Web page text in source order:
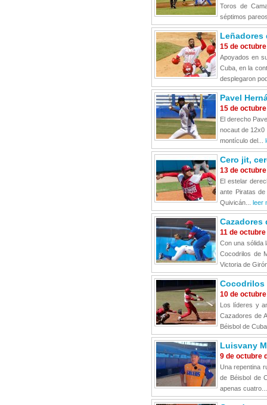
Toros de
séptimos
Leñadores
15 de
Apoyados en
Cuba, en la
desplegaron
Pavel
15 de
El derecho
nocaut de 12x0
montículo del...
Cero jit,
13 de
El estelar
ante Piratas
Quivicán... leer
Cazadores
11 de
Con una sólida
Cocodrilos de
Victoria de
Cocodrilos
10 de
Los líderes y
Cazadores de
Béisbol de
Luisvany
9 de octubre
Una repentina
de Béisbol de
apenas